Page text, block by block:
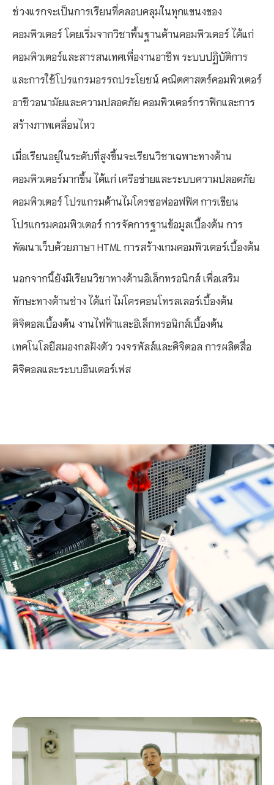
ช่วงแรกจะเป็นการเรียนที่คลอบคลุมในทุกแขนงของ
คอมพิวเตอร์ โดยเริ่มจากวิชาพื้นฐานด้านคอมพิวเตอร์ ได้แก่
คอมพิวเตอร์และสารสนเทศเพื่องานอาชีพ ระบบปฏิบัติการ
และการใช้โปรแกรมอรรถประโยชน์ คณิตศาสตร์คอมพิวเตอร์
อาชีวอนามัยและความปลอดภัย คอมพิวเตอร์กราฟิกและการ
สร้างภาพเคลื่อนไหว
เมื่อเรียนอยู่ในระดับที่สูงขึ้นจะเรียนวิชาเฉพาะทางด้าน
คอมพิวเตอร์มากขึ้น ได้แก่ เครือข่ายและระบบความปลอดภัย
คอมพิวเตอร์ โปรแกรมด้านไมโครซอฟออฟฟิศ การเขียน
โปรแกรมคอมพิวเตอร์ การจัดการฐานข้อมูลเบื้องต้น การ
พัฒนาเว็บด้วยภาษา HTML การสร้างเกมคอมพิวเตอร์เบื้องต้น
นอกจากนี้ยังมีเรียนวิชาทางด้านอิเล็กทรอนิกส์ เพื่อเสริม
ทักษะทางด้านช่าง ได้แก่ ไมโครคอนโทรลเลอร์เบื้องต้น
ดิจิตอลเบื้องต้น งานไฟฟ้าและอิเล็กทรอนิกส์เบื้องต้น
เทคโนโลยีสมองกลฝังตัว วงจรพัลส์และดิจิตอล การผลิตสื่อ
ดิจิตอลและระบบอินเตอร์เฟส